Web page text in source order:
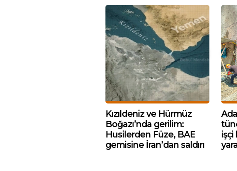
Kızıldeniz ve Hürmüz
Boğazı’nda gerilim:
Husilerden Füze, BAE
gemisine İran’dan saldırı
işçi